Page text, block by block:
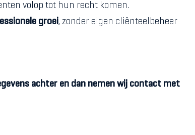
volop tot hun recht komen.
groei, zonder eigen cliënteelbeheer
achter en dan nemen wij contact met